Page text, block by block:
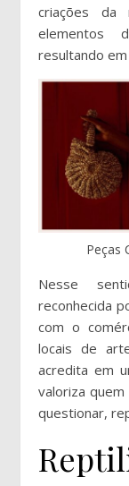
criações da
elementos
resultando
Peças
Nesse
reconhecida
com o
locais de
acredita em
valoriza
questionar,